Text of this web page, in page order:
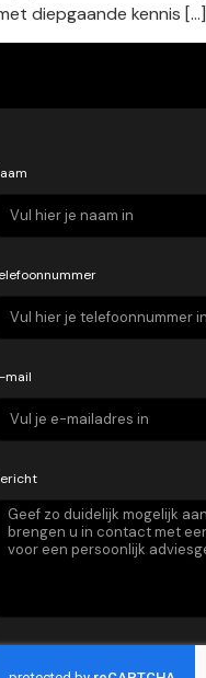
diepgaande kennis […]
mail